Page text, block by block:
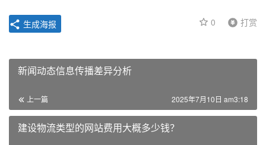
0 打赏
生成海报
新闻动态信息传播差异分析
上一篇 2025年7月10日 am3:18
建设物流类型的网站费用大概多少钱？